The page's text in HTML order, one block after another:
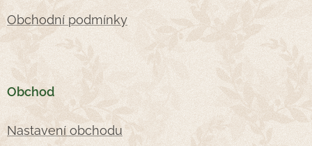
Obchodní podmínky
Obchod
Nastavení obchodu